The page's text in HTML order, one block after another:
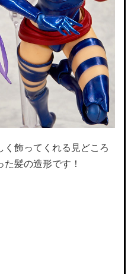
く飾ってくれる見どころ
髪の造形です！